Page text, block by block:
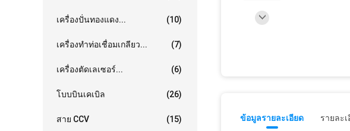
เครื่องปั่นทองแดง... (10)
เครื่องทำท่อเชื่อมเกลียว... (7)
เครื่องตัดเลเซอร์... (6)
โบบบินเคเบิล (26)
สาย CCV (15) ข้อมูลรายละเอียด รายละ